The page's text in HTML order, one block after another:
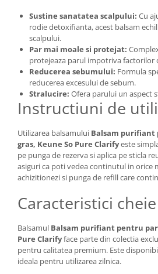
Sustine sanatatea scalpului: Cu
rodie detoxifianta, acest balsam
scalpului.
Par mai moale si protejat:
protejeaza parul impotriva factorilor
Reducerea sebumului: Formula
reducerea excesului de sebum.
Stralucire: Ofera parului un aspect
Instructiuni de
Utilizarea balsamului Balsam purifiant
gras, Keune So Pure Clarifyeste
pe punga de rezerva si aplica pe sticla
asiguri ca poti vedea continutul in orice
achizitionezi si punga de refill care
Caracteristici cheie
Balsamul Balsam purifiant pentru par
Pure Clarifyface parte din colectia
pentru calitatea premium. Este
ideala pentru utilizarea zilnica.